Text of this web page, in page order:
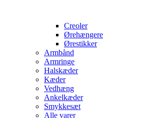
Creoler
Ørehængere
Ørestikker
Armbånd
Armringe
Halskæder
Kæder
Vedhæng
Ankelkæder
Smykkesæt
Alle varer